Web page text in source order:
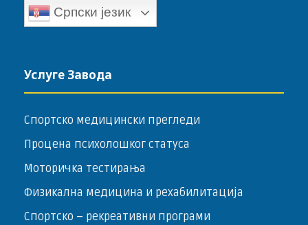
Српски језик
Услуге Завода
Спортско медицински прегледи
Процена психолошког статуса
Моторичка тестирања
Физикална медицина и рехабилитација
Спортско – ­рекреативни програми